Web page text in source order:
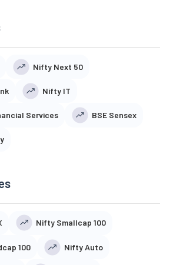
Nifty Next 50
Nifty IT
Services BSE Sensex
Nifty Smallcap 100
100 Nifty Auto